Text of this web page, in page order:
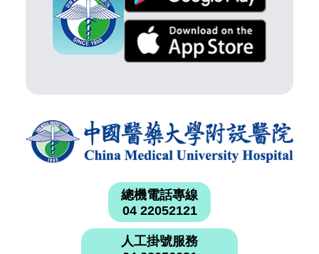
總機電話專線
04 22052121
人工掛號服務